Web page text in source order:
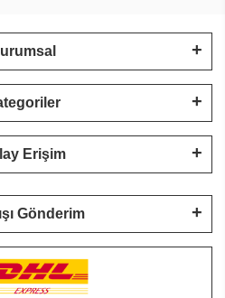
Erişim
Gönderim